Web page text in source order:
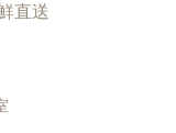
直送